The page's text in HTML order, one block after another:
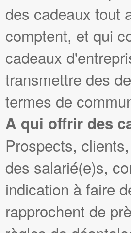
des cadeaux tout
comptent, et qui
cadeaux
transmettre des
termes de
A qui offrir des
Prospects,
des salarié(e)s,
indication à faire
rapprochent de